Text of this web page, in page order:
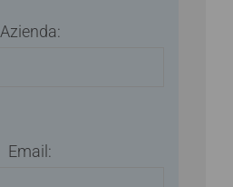
Azienda:
Email: